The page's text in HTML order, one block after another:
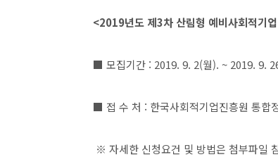
<2019년도 제3차 산림형 예비사회적기
■ 모집기간 : 2019. 9. 2(월). ~ 2019. 9.
■ 접 수 처 : 한국사회적기업진흥원 통합
※ 자세한 신청요건 및 방법은 첨부파일